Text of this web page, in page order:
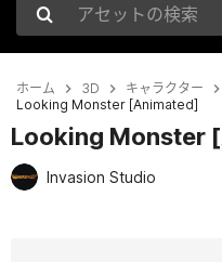
アセットの検索
ホーム 3D キャラクター
Looking Monster [Animated]
Looking Monster
Invasion Studio